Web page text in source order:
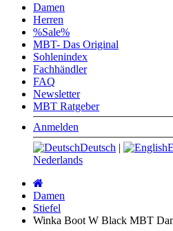
Damen
Herren
%Sale%
MBT- Das Original
Sohlenindex
Fachhändler
FAQ
Newsletter
MBT Ratgeber
Anmelden
Deutsch |
Nederlands
Damen
Stiefel
Winka Boot W Black MBT